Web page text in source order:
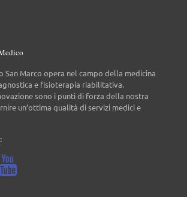
San Marco opera nel campo della medicina
e fisioterapia riabilitativa.
sono i punti di forza della nostra
un’ottima qualità di servizi medici e